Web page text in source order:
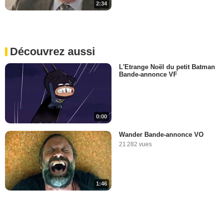
2:34
Découvrez aussi
0:00
L'Etrange Noël du petit Batman
Bande-annonce VF
1:46
Wander Bande-annonce VO
21 282 vues